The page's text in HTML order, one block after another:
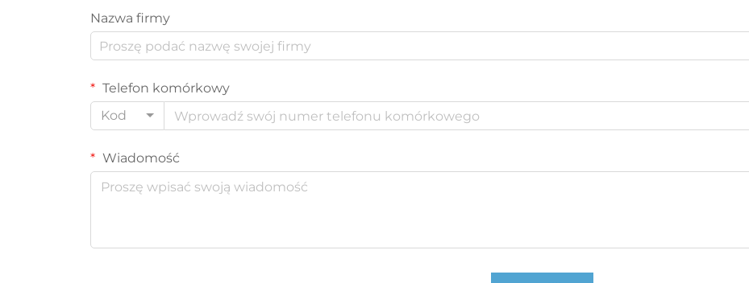
Nazwa firmy
Telefon komórkowy
Kod
Wiadomość